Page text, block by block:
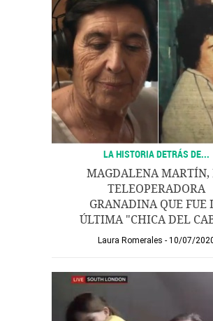
LA HISTORIA DETRÁS DE...
MAGDALENA MARTÍN,
TELEOPERADORA
GRANADINA QUE FUE
ÚLTIMA "CHICA DEL
Laura Romerales 10/07/